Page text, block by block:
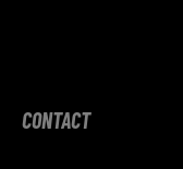
CONTACT